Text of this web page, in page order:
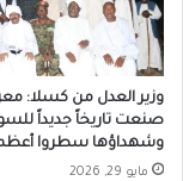
وزير العدل من كسلا:
صنعت تاريخاً جديداً
وشهداؤها سطروا أعظم
مايو 29, 2026